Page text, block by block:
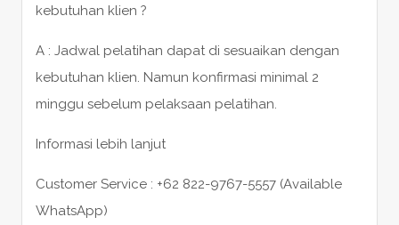
kebutuhan klien ?
A : Jadwal pelatihan dapat di sesuaikan dengan
kebutuhan klien. Namun konfirmasi minimal 2
minggu sebelum pelaksaan pelatihan.
Informasi lebih lanjut
Customer Service : +62 822-9767-5557 (Available
WhatsApp)